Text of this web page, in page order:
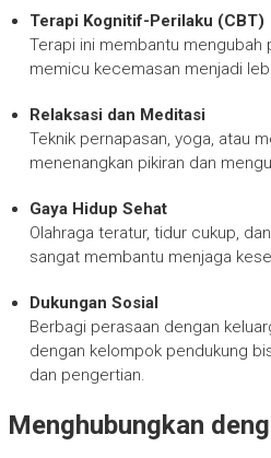
Terapi Kognitif-Perilaku (CBT)
Terapi ini membantu mengubah
memicu kecemasan menjadi
Relaksasi dan Meditasi
Teknik pernapasan, yoga, atau
menenangkan pikiran dan
Gaya Hidup Sehat
Olahraga teratur, tidur cukup,
sangat membantu menjaga
Dukungan Sosial
Berbagi perasaan dengan
dengan kelompok pendukung
dan pengertian.
Menghubungkan